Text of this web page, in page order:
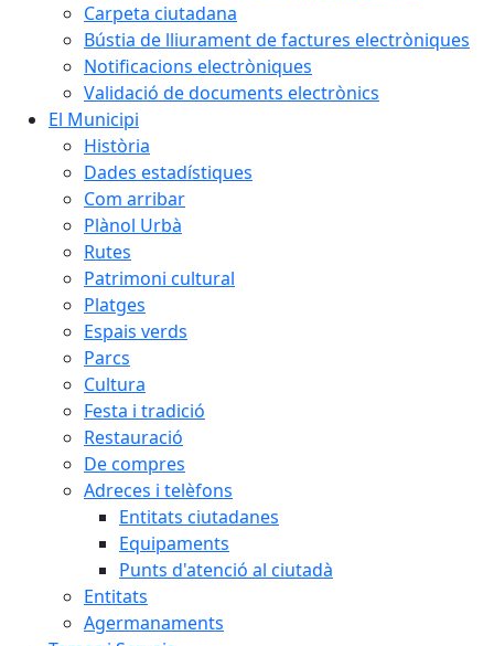
Carpeta ciutadana
Bústia de lliurament de factures electròniques
Notificacions electròniques
Validació de documents electrònics
El Municipi
Història
Dades estadístiques
Com arribar
Plànol Urbà
Rutes
Patrimoni cultural
Platges
Espais verds
Parcs
Cultura
Festa i tradició
Restauració
De compres
Adreces i telèfons
Entitats ciutadanes
Equipaments
Punts d'atenció al ciutadà
Entitats
Agermanaments